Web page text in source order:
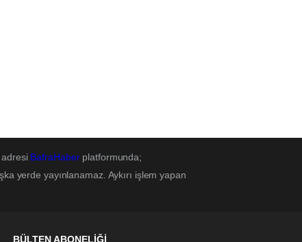
BafraHaberplatformunda;
yerde yayınlanamaz. Aykırı işlem yapan
BÜLTEN ABONELİĞİ